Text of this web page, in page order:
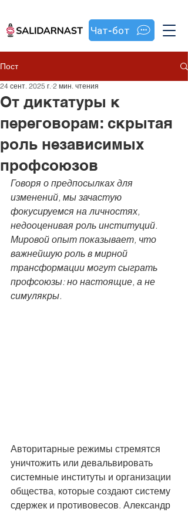
Чат-бот
Пост
От диктатуры к
переговорам: скрытая
роль независимых
профсоюзов
24 сент. 2025 г. 2 мин. чтения
Говоря о предпосылках для
изменений, мы зачастую
фокусируемся на личностях,
недооценивая роль институций.
Мировой опыт показывает, что
важнейшую роль в мирной
трансформации могут сыграть
профсоюзы: но настоящие, а не
симулякры.
Авторитарные режимы стремятся
уничтожить или девальвировать
системные институты и организации
общества, которые создают систему
сдержек и противовесов. Александр